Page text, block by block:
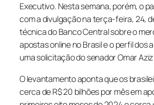
Executivo. Nesta semana, porém, o
com a divulgação na terça-feira, 24,
técnica do Banco Central sobre o
apostas online no Brasil e o perfil dos
uma solicitação do senador Omar
O levantamento aponta que os
cerca de R$ 20 bilhões por mês em